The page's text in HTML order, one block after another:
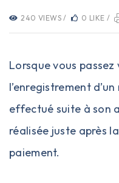
240 VIEWS / 0 LIKE /
Lorsque vous
l’enregistrement
effectué suite à son
réalisée juste après
paiement.